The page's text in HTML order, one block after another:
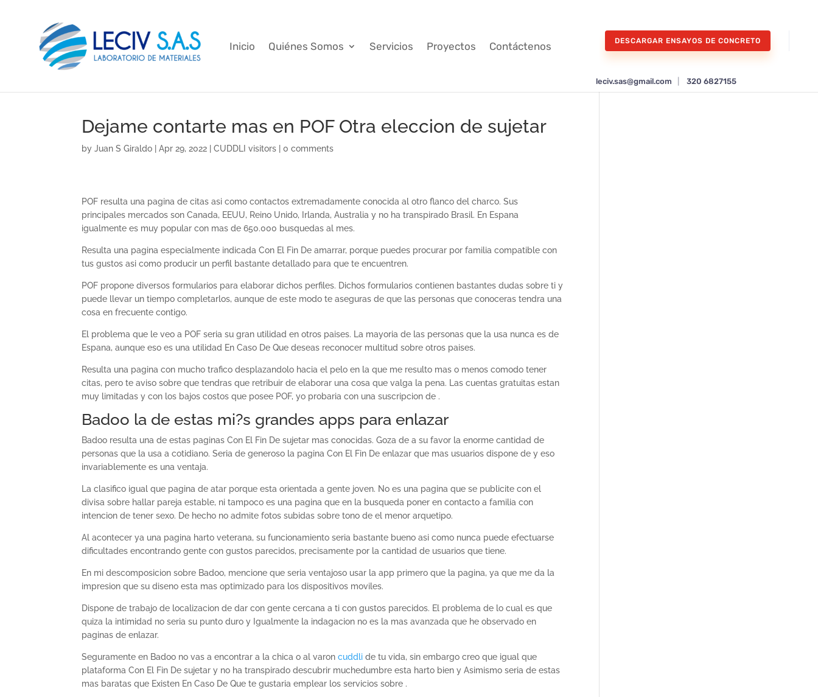
Inicio Quiénes Somos Servicios Proyectos Contáctenos DESCARGAR ENSAYOS DE CONCRETO
leciv.sas@gmail.com 320 6827155
Dejame contarte mas en POF Otra eleccion de sujetar
byJuan S Giraldo |Apr 29, 2022 |CUDDLI visitors |0 comments
POF resulta una pagina de citas asi­ como contactos extremadamente conocida al otro flanco del charco. Sus
principales mercados son Canada, EEUU, Reino Unido, Irlanda, Australia y no ha transpirado Brasil. En Espana
igualmente es muy popular con mas de 650.000 busquedas al mes.
Resulta una pagina especialmente indicada Con El Fin De amarrar, porque puedes procurar por familia compatible con
tus gustos asi­ como producir un perfil bastante detallado para que te encuentren.
POF propone diversos formularios para elaborar dichos perfiles. Dichos formularios contienen bastantes dudas sobre ti y
puede llevar un tiempo completarlos, aunque de este modo te aseguras de que las personas que conoceras tendra una
cosa en frecuente contigo.
El problema que le veo a POF seri­a su gran utilidad en otros paises. La mayoria de las personas que la usa nunca es de
Espana, aunque eso es una utilidad En Caso De Que deseas reconocer multitud sobre otros paises.
Resulta una pagina con mucho trafico desplazandolo hacia el pelo en la que me resulto mas o menos comodo tener
citas, pero te aviso sobre que tendras que retribuir de elaborar una cosa que valga la pena. Las cuentas gratuitas estan
muy limitadas y con los bajos costos que posee POF, yo probaria con una suscripcion de .
Badoo la de estas mi?s grandes apps para enlazar
Badoo resulta una de estas paginas Con El Fin De sujetar mas conocidas. Goza de a su favor la enorme cantidad de
personas que la usa a cotidiano. Seri­a de generoso la pagina Con El Fin De enlazar que mas usuarios dispone de y eso
invariablemente es una ventaja.
La clasifico igual que pagina de atar porque esta orientada a gente joven. No es una pagina que se publicite con el
divisa sobre hallar pareja estable, ni tampoco es una pagina que en la busqueda poner en contacto a familia con
intencion de tener sexo. De hecho no admite fotos subidas sobre tono de el menor arquetipo.
Al acontecer ya una pagina harto veterana, su funcionamiento seri­a bastante bueno asi­ como nunca puede efectuarse
dificultades encontrando gente con gustos parecidos, precisamente por la cantidad de usuarios que tiene.
En mi descomposicion sobre Badoo, mencione que seri­a ventajoso usar la app primero que la pagina, ya que me da la
impresion que su diseno esta mas optimizado para los dispositivos moviles.
Dispone de trabajo de localizacion de dar con gente cercana a ti con gustos parecidos. El problema de lo cual es que
quiza la intimidad no seri­a su punto duro y Igualmente la indagacion no es la mas avanzada que he observado en
paginas de enlazar.
Seguramente en Badoo no vas a encontrar a la chica o al varoncuddli de tu vida, sin embargo creo que igual que
plataforma Con El Fin De sujetar y no ha transpirado descubrir muchedumbre esta harto bien y Asimismo seri­a de estas
mas baratas que Existen En Caso De Que te gustaria emplear los servicios sobre .